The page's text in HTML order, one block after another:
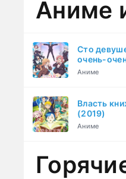
Аниме
Сто
очень-
очень-
Аниме
Власть
(2019)
Аниме